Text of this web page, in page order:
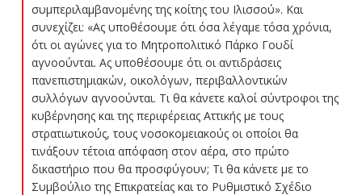
συμπεριλαμβανομένης της κοίτης του Ιλισσού». Και
συνεχίζει: «Ας υποθέσουμε ότι όσα λέγαμε τόσα χρόνια,
ότι οι αγώνες για το Μητροπολιτικό Πάρκο Γουδί
αγνοούνται. Ας υποθέσουμε ότι οι αντιδράσεις
πανεπιστημιακών, οικολόγων, περιβαλλοντικών
συλλόγων αγνοούνται. Τι θα κάνετε καλοί σύντροφοι της
κυβέρνησης και της περιφέρειας Αττικής με τους
στρατιωτικούς, τους νοσοκομειακούς οι οποίοι θα
τινάξουν τέτοια απόφαση στον αέρα, στο πρώτο
δικαστήριο που θα προσφύγουν; Τι θα κάνετε με το
Συμβούλιο της Επικρατείας και το Ρυθμιστικό Σχέδιο